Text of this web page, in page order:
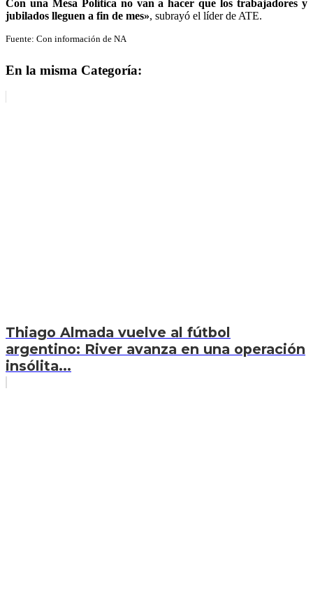
Con una Mesa Política no van a hacer que los trabajadores y
jubilados lleguen a fin de mes», subrayó el líder de ATE.
Fuente: Con información de NA
En la misma Categoría:
Thiago Almada vuelve al fútbol
argentino: River avanza en una operación
insólita...